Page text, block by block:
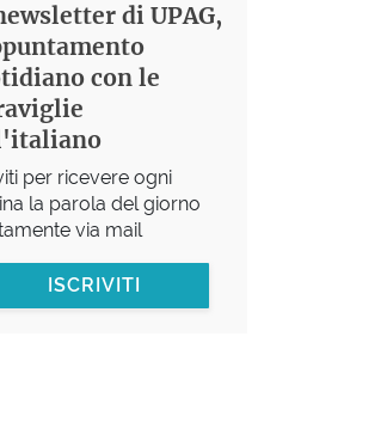
di UPAG,
con le
per ricevere ogni
la parola del giorno
via mail
ISCRIVITI